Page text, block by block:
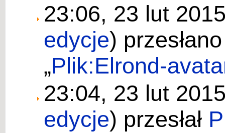
23:06, 23 lut
edycje)
„Plik:Elrond-
23:04, 23 lut
edycje) przesłał